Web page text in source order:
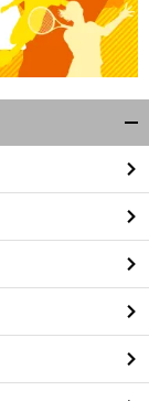
閉
る